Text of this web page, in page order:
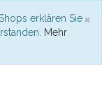
×
erklären Sie
Mehr